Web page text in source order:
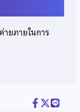
ยภายในการ